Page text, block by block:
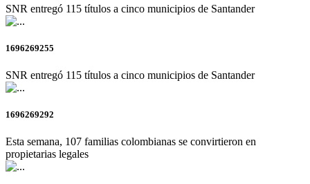
SNR entregó 115 títulos a cinco municipios de Santander
1696269255
SNR entregó 115 títulos a cinco municipios de Santander
1696269292
Esta semana, 107 familias colombianas se convirtieron en
propietarias legales